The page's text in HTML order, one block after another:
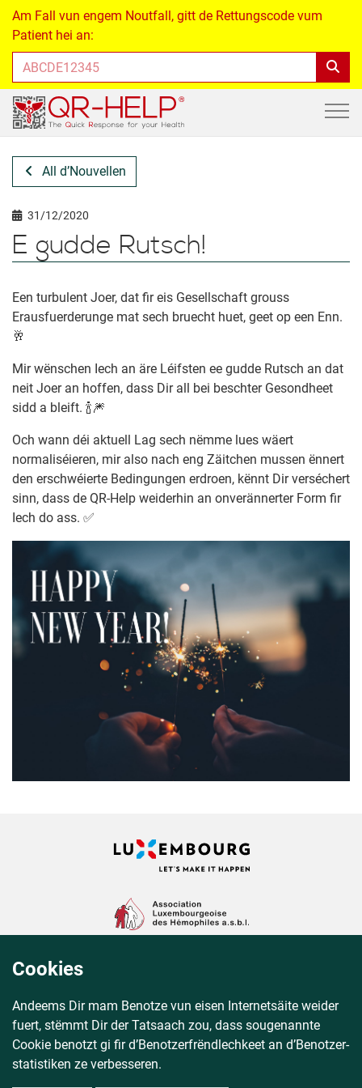
Am Fall vun engem Noutfall, gitt de Rettungscode vum
Patient hei an:
All d’Nouvellen
31/12/2020
E gudde Rutsch!
Een turbulent Joer, dat fir eis Gesellschaft grouss
Erausfuerderunge mat sech bruecht huet, geet op een Enn.
🥂
Mir wënschen Iech an äre Léifsten ee gudde Rutsch an dat
neit Joer an hoffen, dass Dir all bei beschter Gesondheet
sidd a bleift. 🍾🎆
Och wann déi aktuell Lag sech nëmme lues wäert
normaliséieren, mir also nach eng Zäitchen mussen ënnert
den erschwéierte Bedingungen erdroen, kënnt Dir verséchert
sinn, dass de QR-Help weiderhin an onverännerter Form fir
Iech do ass. ✅
Cookies
Andeems Dir mam Benotze vun eisen Internetsäite weider
fuert, stëmmt Dir der Tatsaach zou, dass sougenannte
Cookie benotzt gi fir d’Benotzer­frënd­lechkeet an d’Benotzer­
statistiken ze verbesseren.